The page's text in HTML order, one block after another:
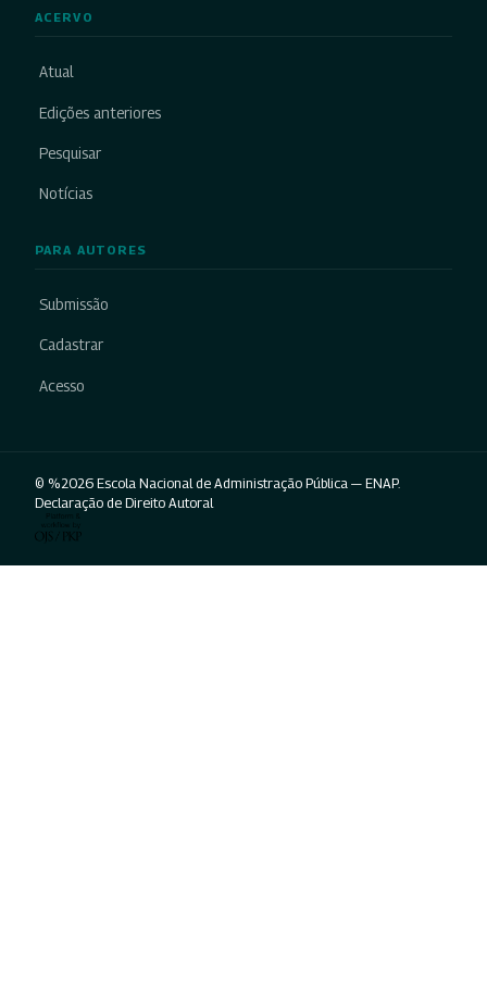
ACERVO
Atual
Edições anteriores
Pesquisar
Notícias
PARA AUTORES
Submissão
Cadastrar
Acesso
© %2026 Escola Nacional de Administração Pública — ENAP.
Declaração de Direito Autoral